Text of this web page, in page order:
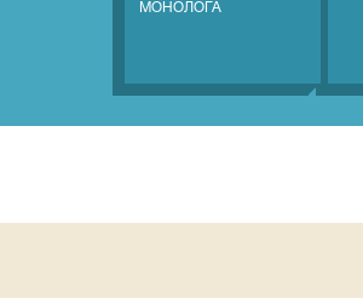
МОНОЛОГА